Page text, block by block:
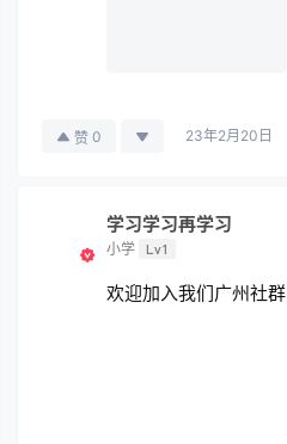
赞 0 23年2月20日
学习学习再学习
小学 Lv1
欢迎加入我们广州社群